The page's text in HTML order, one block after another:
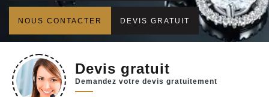
NOUS CONTACTER DEVIS GRATUIT
Devis gratuit
Demandez votre devis gratuitement